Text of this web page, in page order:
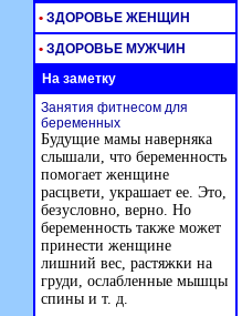
• ЗДОРОВЬЕ ЖЕНЩИН
• ЗДОРОВЬЕ МУЖЧИН
На заметку
Занятия фитнесом для
беременных
Будущие мамы наверняка
слышали, что беременность
помогает женщине
расцвети, украшает ее. Это,
безусловно, верно. Но
беременность также может
принести женщине
лишний вес, растяжки на
груди, ослабленные мышцы
спины и т. д.